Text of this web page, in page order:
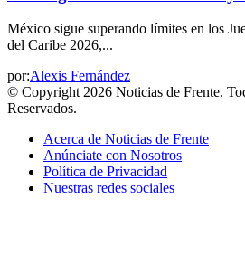
México sigue superando límites en los
del Caribe 2026,...
por:Alexis Fernández
© Copyright 2026 Noticias de Frente.
Reservados.
Acerca de Noticias de Frente
Anúnciate con Nosotros
Política de Privacidad
Nuestras redes sociales